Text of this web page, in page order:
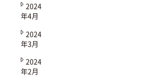
2024
年4月
2024
年3月
2024
年2月